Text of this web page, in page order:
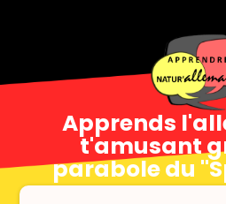
Apprends
t'amusant
parabole du